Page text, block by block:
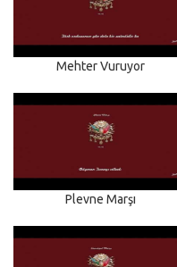
Mehter Vuruyor
Plevne Marşı